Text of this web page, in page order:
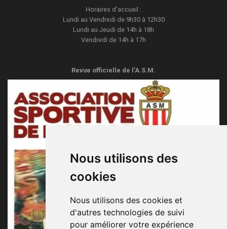
Nous utilisons des
cookies
Nous utilisons des cookies et
d'autres technologies de suivi
pour améliorer votre expérience
Horaires d’accueil :
Lundi au Vendredi de 9h30 à 12h30
Lundi au Jeudi de 14h à 18h
Vendredi de 14h à 17h
Revue officielle de l’A.S.M.